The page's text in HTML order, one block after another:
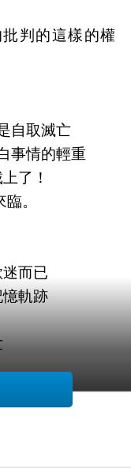
判的這樣的權
自取滅亡
事情的輕重
了！
。
而已
軌跡